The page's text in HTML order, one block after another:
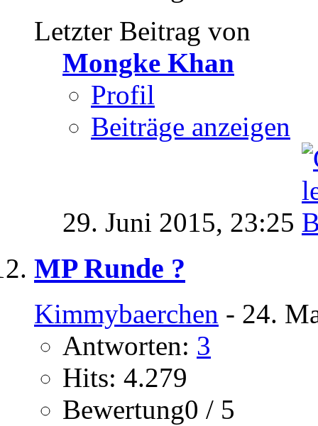
Letzter Beitrag von
Mongke Khan
Profil
Beiträge anzeigen
29. Juni 2015, 23:25
MP Runde ?
Kimmybaerchen - 24.
Antworten: 3
Hits: 4.279
Bewertung0 / 5